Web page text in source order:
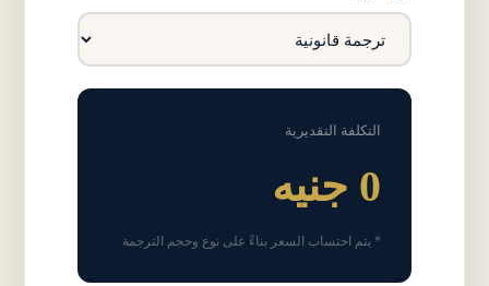
التكلفة التقديرية
0 جنيه
* يتم احتساب السعر بناءً على نوع وحجم الترجمة